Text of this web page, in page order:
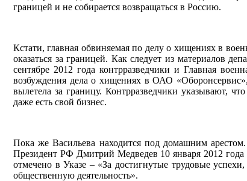
границей и не собирается возвращаться в Россию.
Кстати, главная обвиняемая по делу о хищениях в
оказаться за границей. Как следует из материалов
сентябре 2012 года контрразведчики и Главная
возбуждения дела о хищениях в ОАО
вылетела за границу. Контрразведчики указывают,
даже есть свой бизнес.
Пока же Васильева находится под домашним
Президент РФ Дмитрий Медведев 10 января 2012
отмечено в Указе – «За достигнутые трудовые
общественную деятельность».